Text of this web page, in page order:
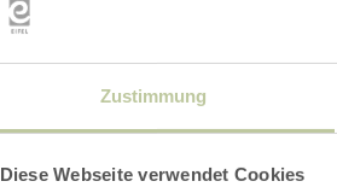
Zustimmung
Diese Webseite verwendet Cookies